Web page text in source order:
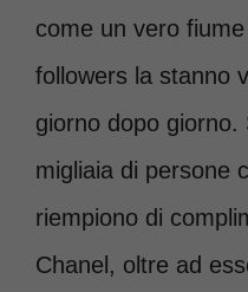
come un vero
followers la stanno
giorno dopo
migliaia di persone
riempiono di
Chanel, oltre ad